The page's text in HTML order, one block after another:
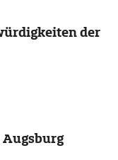
der
Augsburg